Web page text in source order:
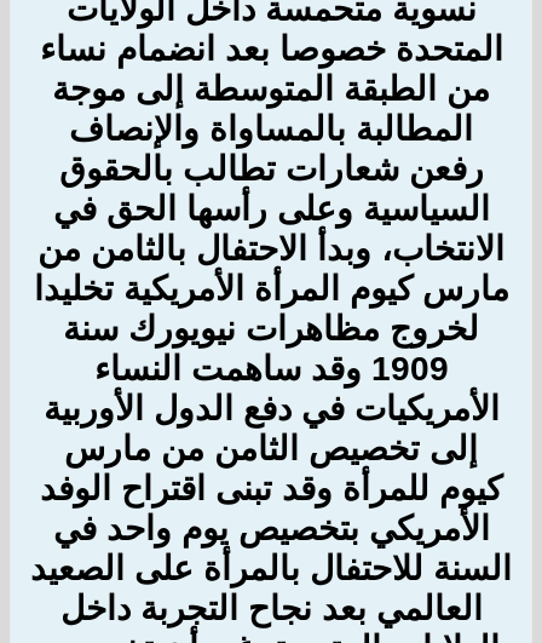
نسوية متحمسة داخل الولايات
المتحدة خصوصا بعد انضمام نساء
من الطبقة المتوسطة إلى موجة
المطالبة بالمساواة والإنصاف
رفعن شعارات تطالب بالحقوق
السياسية وعلى رأسها الحق في
الانتخاب، وبدأ الاحتفال بالثامن من
مارس كيوم المرأة الأمريكية تخليدا
لخروج مظاهرات نيويورك سنة
1909 وقد ساهمت النساء
الأمريكيات في دفع الدول الأوربية
إلى تخصيص الثامن من مارس
كيوم للمرأة وقد تبنى اقتراح الوفد
الأمريكي بتخصيص يوم واحد في
السنة للاحتفال بالمرأة على الصعيد
العالمي بعد نجاح التجربة داخل